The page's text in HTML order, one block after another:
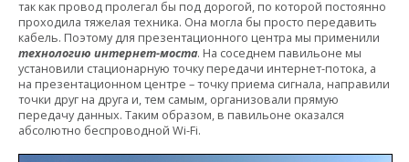
так как провод пролегал бы под дорогой, по которой постоянно
проходила тяжелая техника. Она могла бы просто передавить
кабель. Поэтому для презентационного центра мы применили
технологию интернет-моста. На соседнем павильоне мы
установили стационарную точку передачи интернет-потока, а
на презентационном центре – точку приема сигнала, направили
точки друг на друга и, тем самым, организовали прямую
передачу данных. Таким образом, в павильоне оказался
абсолютно беспроводной Wi-Fi.